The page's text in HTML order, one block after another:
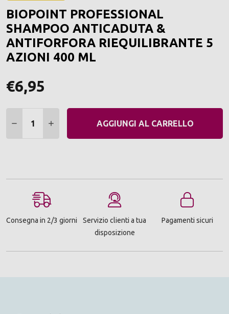
BIOPOINT PROFESSIONAL
SHAMPOO ANTICADUTA &
ANTIFORFORA RIEQUILIBRANTE 5
AZIONI 400 ML
€6,95
DIMINUIRE QUANTITÀ:
AUMENTARE QUANTITÀ:
AGGIUNGI AL CARRELLO
Consegna in 2/3 giorni
Servizio clienti a tua
disposizione
Pagamenti sicuri